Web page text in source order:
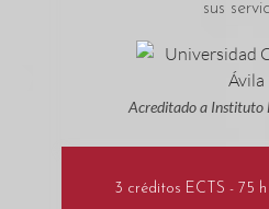
sus
Acreditado a Instituto
3 créditos ECTS - 75 h